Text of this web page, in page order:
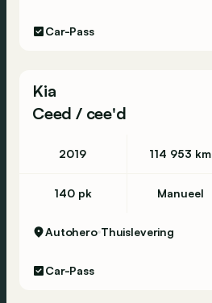
Car-Pass
Kia
Ceed / cee'd
2019 114 953 km
140 pk Manueel
Autohero Thuislevering
Car-Pass